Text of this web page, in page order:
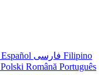
Español
Filipino
Polski Română Português